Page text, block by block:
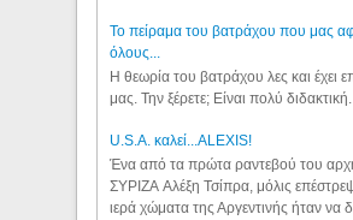
Το πείραμα του βατράχου που μας
όλους...
Η θεωρία του βατράχου λες και έχει
μας. Την ξέρετε; Είναι πολύ διδακτική.
U.S.A. καλεί...ALEXIS!
Ένα από τα πρώτα ραντεβού του
ΣΥΡΙΖΑ Αλέξη Τσίπρα, μόλις
ιερά χώματα της Αργεντινής ήταν να